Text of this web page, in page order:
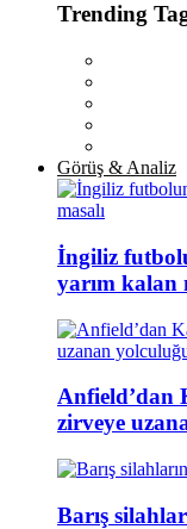
Trending
Görüş & Analiz
İngiliz
yarım kalan
Anfield’dan
zirveye
Barış